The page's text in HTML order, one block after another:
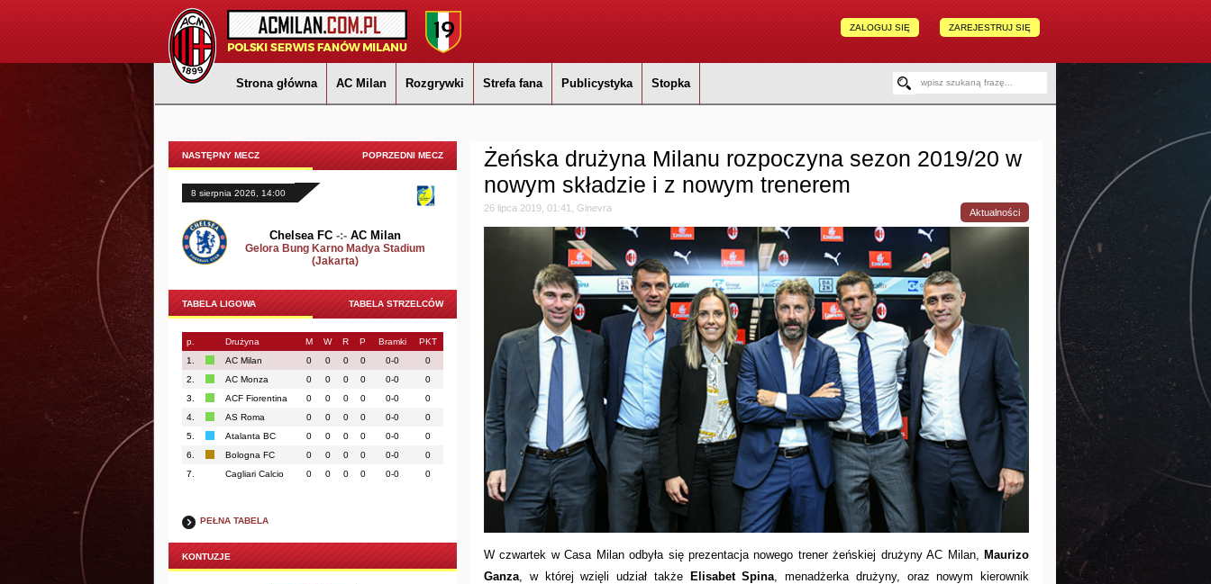
ZAREJESTRUJ SIĘ
ZALOGUJ SIĘ
Strona główna AC Milan Rozgrywki Strefa fana Publicystyka Stopka
NASTĘPNY MECZ POPRZEDNI MECZ
8 sierpnia 2026, 14:00
Chelsea FC -:- AC Milan
Gelora Bung Karno Madya Stadium
(Jakarta)
TABELA LIGOWA TABELA STRZELCÓW
p. Drużyna M W R P Bramki
PKT
1.
AC Milan 0 0 0 0 0-0
0
2.
AC Monza 0 0 0 0 0-0
0
3.
ACF Fiorentina 0 0 0 0 0-0
0
4.
AS Roma 0 0 0 0 0-0
0
5.
Atalanta BC 0 0 0 0 0-0
0
6.
Bologna FC 0 0 0 0 0-0
0
7.
Cagliari Calcio 0 0 0 0 0-0 0
PEŁNA TABELA
KONTUZJE
Żeńska drużyna Milanu rozpoczyna sezon 2019/20 w
nowym składzie i z nowym trenerem
26 lipca 2019, 01:41, Ginevra Aktualności
W czwartek w Casa Milan odbyła się prezentacja nowego trener żeńskiej drużyny AC Milan, Maurizo
Ganza , w której wzięli udział także Elisabet Spina , menadżerka drużyny, oraz nowym kierownik